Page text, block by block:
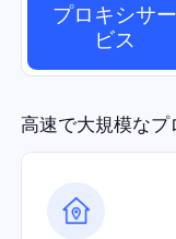
プロキシサー
ビス
高速で大規模な